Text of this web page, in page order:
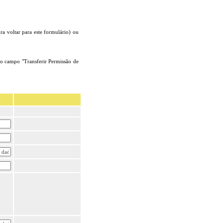
voltar para este formulário) ou
campo "Transferir Permissão de